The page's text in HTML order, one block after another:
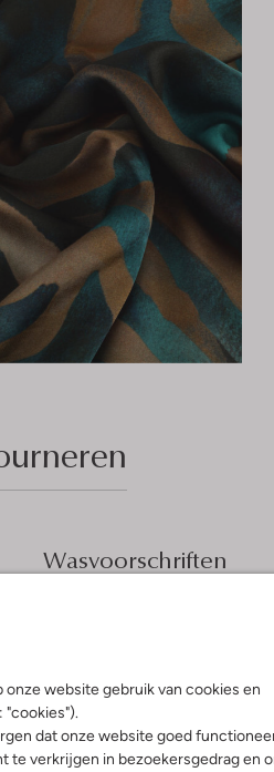
onze website gebruik van cookies en
dat onze website goed
te verkrijgen in bezoekersgedrag en
Wasvoorschriften
Kan niet in de droogtrommel
Niet bleken